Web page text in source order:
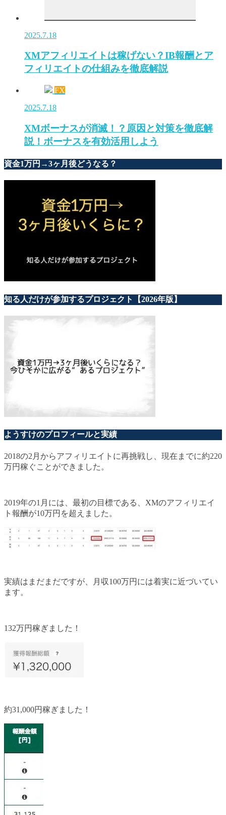
2025.7.18
XMアフィリエイトは稼げない？IB報酬とア
フィリエイトの仕組みを徹底解説
FX
2025.7.18
XMボーナスが消滅！？原因と対策を徹底解
説！ボーナスを有効活用しよう
資金1万円→3ヶ月後どうなる？
知る人だけが参加するプロジェクト【2026年版】
ようすけのプロフィールと実績
2018の2月からアフィリエイトに再挑戦し、現在までに約220
万円稼ぐことができました。
2019年の1月には、最初の目標である、XMのアフィリエイ
ト報酬が10万円を超えました。
実績はまだまだですが、月収100万円には着実に近づいてい
ます。
132万円稼ぎました！
約31,000円稼ぎました！